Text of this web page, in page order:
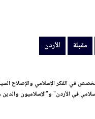
مقبلة الأردن
في الفكر الإسلامي والإصلاح
في الأردن" و"الإسلاميون